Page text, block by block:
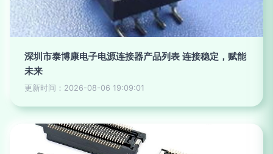
深圳市泰博康电子电源连接器产品列表 连接稳定，赋能
未来
更新时间：2026-08-06 19:09:01